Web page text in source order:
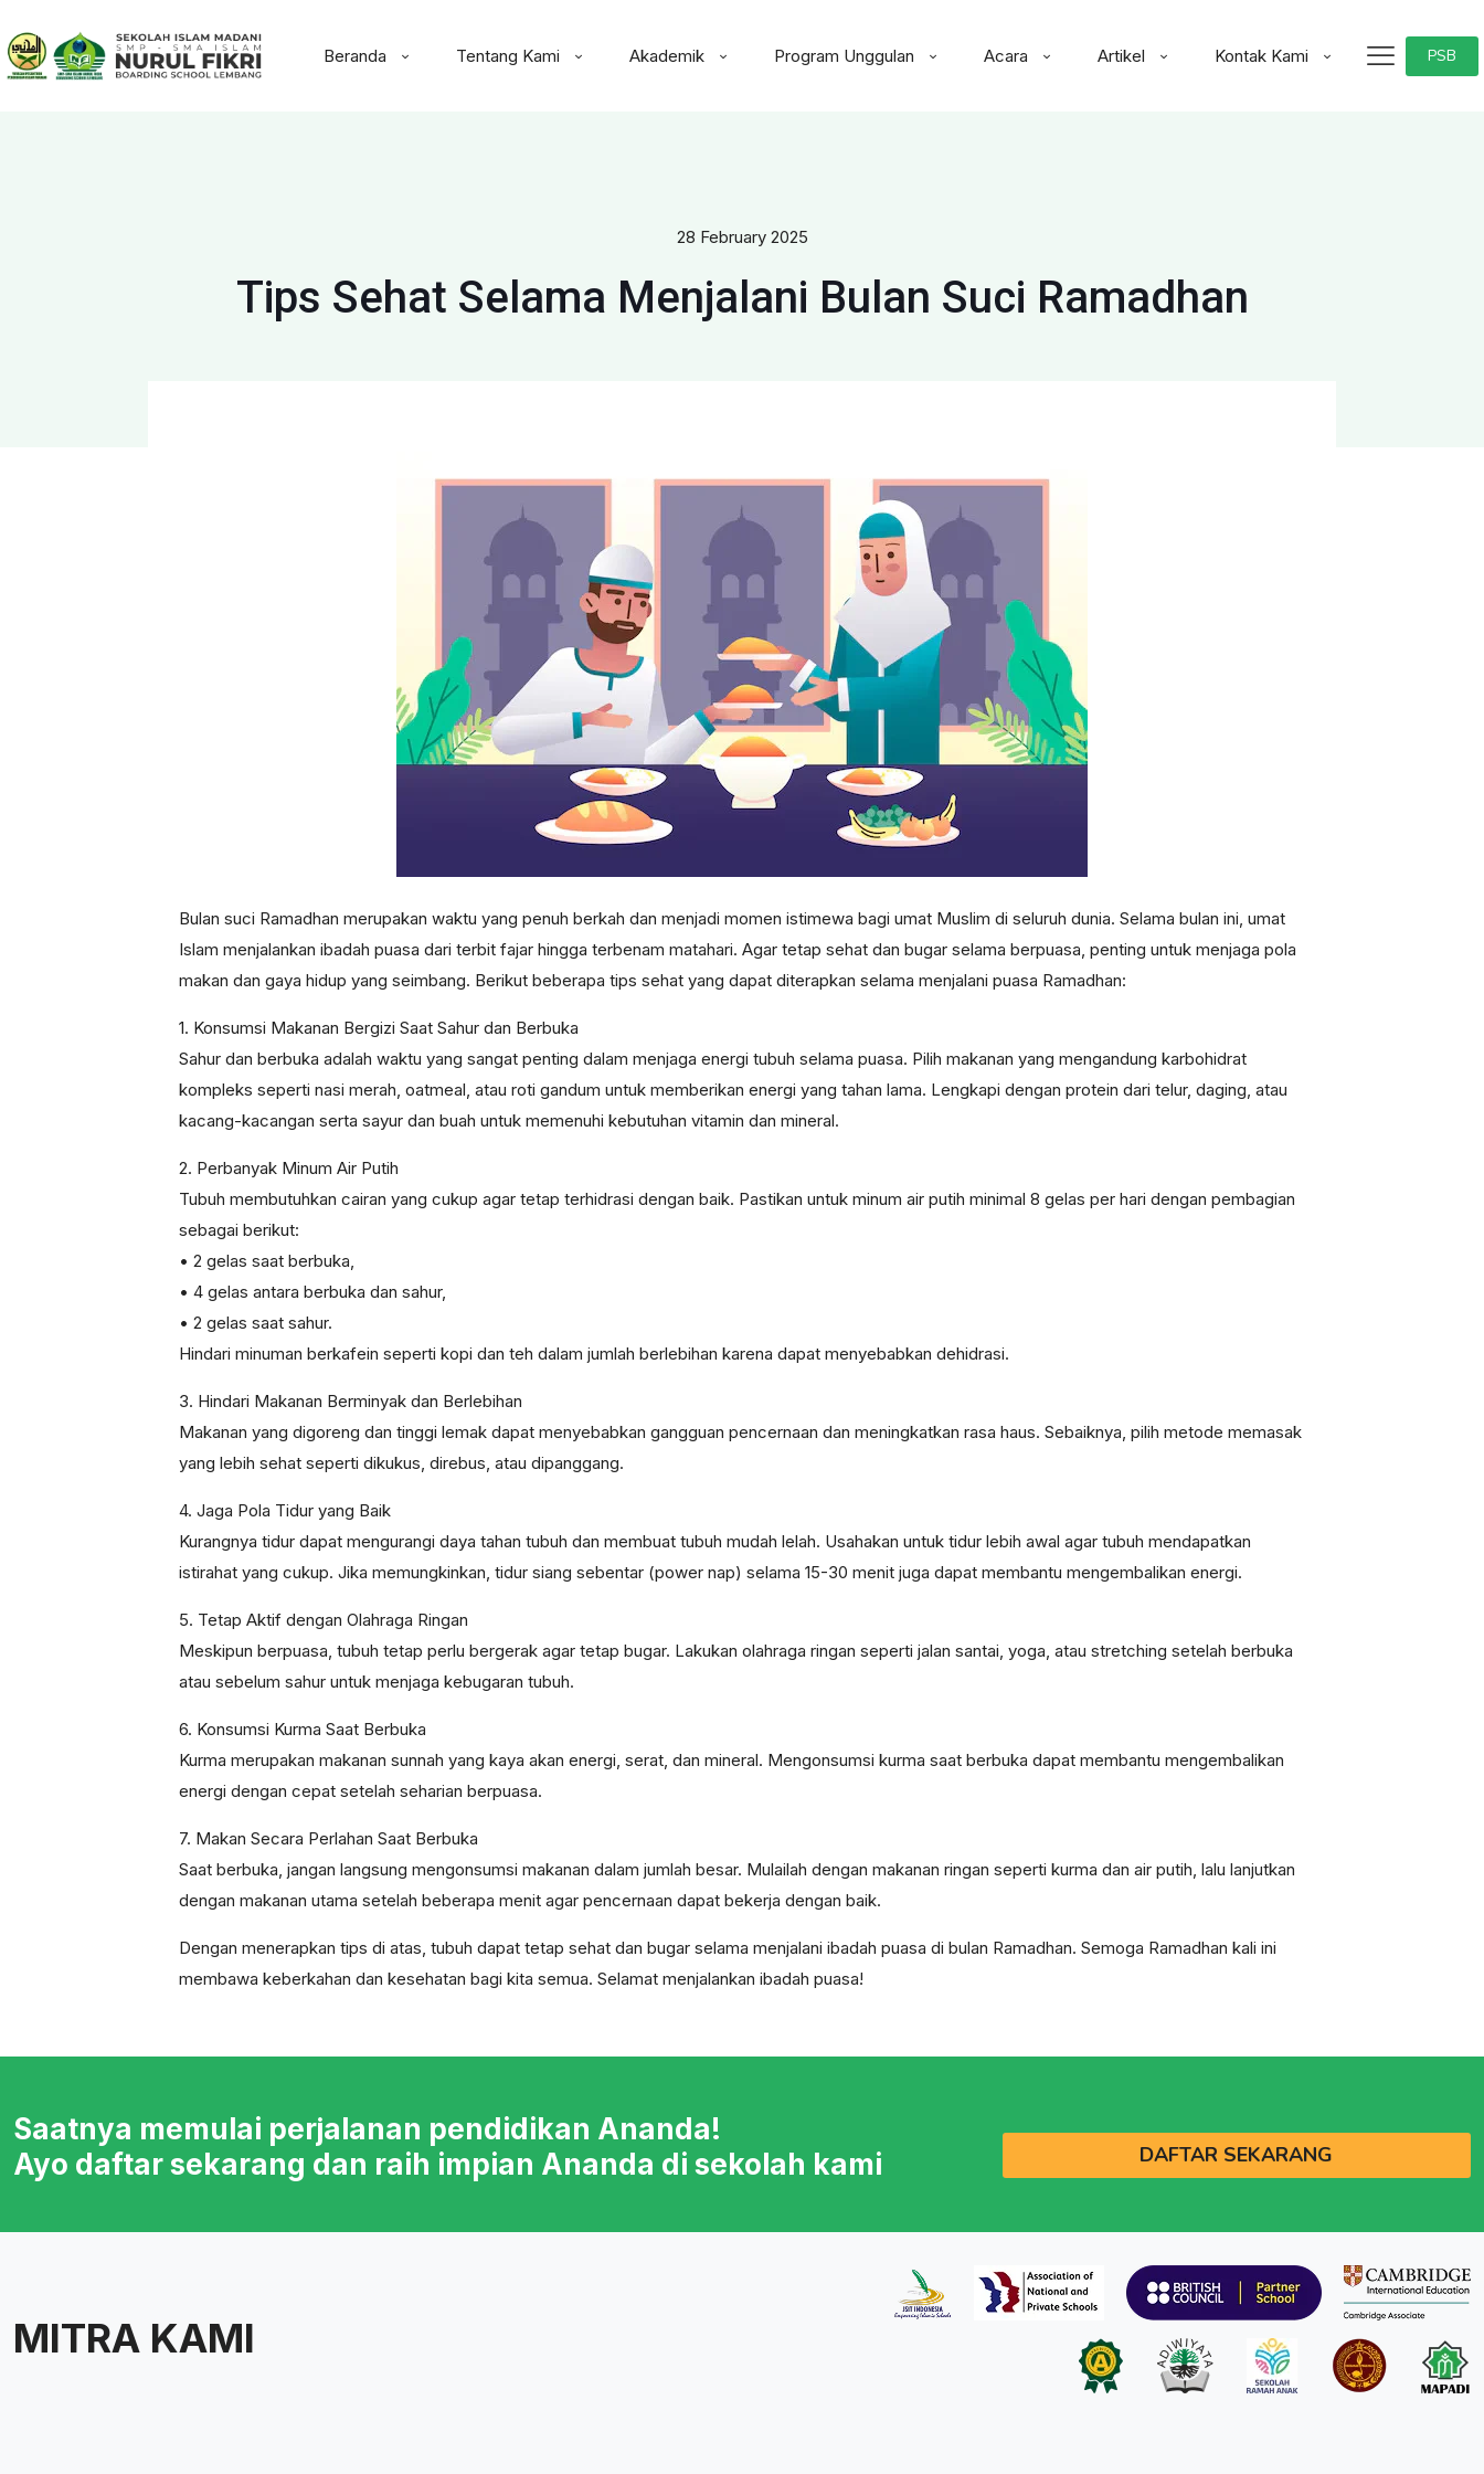
Beranda Tentang Kami Akademik Program Unggulan Acara Artikel Kontak Kami PSB
28 February 2025
Tips Sehat Selama Menjalani Bulan Suci Ramadhan
Bulan suci Ramadhan merupakan waktu yang penuh berkah dan menjadi momen istimewa bagi umat Muslim di seluruh dunia. Selama bulan ini, umat
Islam menjalankan ibadah puasa dari terbit fajar hingga terbenam matahari. Agar tetap sehat dan bugar selama berpuasa, penting untuk menjaga pola
makan dan gaya hidup yang seimbang. Berikut beberapa tips sehat yang dapat diterapkan selama menjalani puasa Ramadhan:
1. Konsumsi Makanan Bergizi Saat Sahur dan Berbuka
Sahur dan berbuka adalah waktu yang sangat penting dalam menjaga energi tubuh selama puasa. Pilih makanan yang mengandung karbohidrat
kompleks seperti nasi merah, oatmeal, atau roti gandum untuk memberikan energi yang tahan lama. Lengkapi dengan protein dari telur, daging, atau
kacang-kacangan serta sayur dan buah untuk memenuhi kebutuhan vitamin dan mineral.
2. Perbanyak Minum Air Putih
Tubuh membutuhkan cairan yang cukup agar tetap terhidrasi dengan baik. Pastikan untuk minum air putih minimal 8 gelas per hari dengan pembagian
sebagai berikut:
• 2 gelas saat berbuka,
• 4 gelas antara berbuka dan sahur,
• 2 gelas saat sahur.
Hindari minuman berkafein seperti kopi dan teh dalam jumlah berlebihan karena dapat menyebabkan dehidrasi.
3. Hindari Makanan Berminyak dan Berlebihan
Makanan yang digoreng dan tinggi lemak dapat menyebabkan gangguan pencernaan dan meningkatkan rasa haus. Sebaiknya, pilih metode memasak
yang lebih sehat seperti dikukus, direbus, atau dipanggang.
4. Jaga Pola Tidur yang Baik
Kurangnya tidur dapat mengurangi daya tahan tubuh dan membuat tubuh mudah lelah. Usahakan untuk tidur lebih awal agar tubuh mendapatkan
istirahat yang cukup. Jika memungkinkan, tidur siang sebentar (power nap) selama 15-30 menit juga dapat membantu mengembalikan energi.
5. Tetap Aktif dengan Olahraga Ringan
Meskipun berpuasa, tubuh tetap perlu bergerak agar tetap bugar. Lakukan olahraga ringan seperti jalan santai, yoga, atau stretching setelah berbuka
atau sebelum sahur untuk menjaga kebugaran tubuh.
6. Konsumsi Kurma Saat Berbuka
Kurma merupakan makanan sunnah yang kaya akan energi, serat, dan mineral. Mengonsumsi kurma saat berbuka dapat membantu mengembalikan
energi dengan cepat setelah seharian berpuasa.
7. Makan Secara Perlahan Saat Berbuka
Saat berbuka, jangan langsung mengonsumsi makanan dalam jumlah besar. Mulailah dengan makanan ringan seperti kurma dan air putih, lalu lanjutkan
dengan makanan utama setelah beberapa menit agar pencernaan dapat bekerja dengan baik.
Dengan menerapkan tips di atas, tubuh dapat tetap sehat dan bugar selama menjalani ibadah puasa di bulan Ramadhan. Semoga Ramadhan kali ini
membawa keberkahan dan kesehatan bagi kita semua. Selamat menjalankan ibadah puasa!
Saatnya memulai perjalanan pendidikan Ananda!
Ayo daftar sekarang dan raih impian Ananda di sekolah kami
DAFTAR SEKARANG
MITRA KAMI